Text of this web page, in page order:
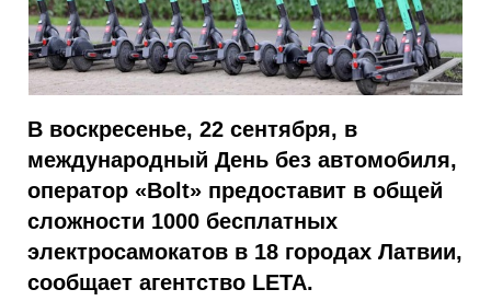
В воскресенье, 22 сентября, в
международный День без автомобиля,
оператор «Bolt» предоставит в общей
сложности 1000 бесплатных
электросамокатов в 18 городах Латвии,
сообщает агентство LETA.